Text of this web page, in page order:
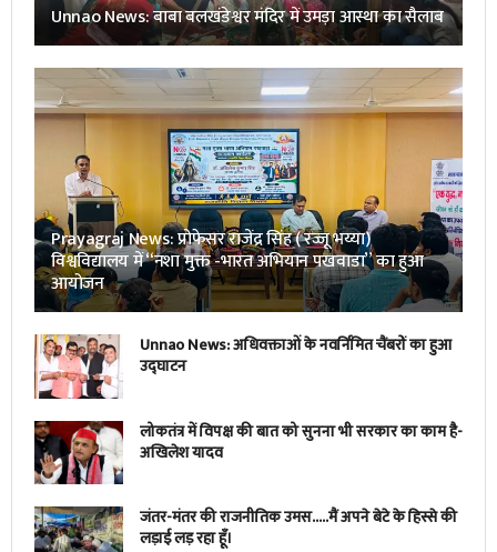
Unnao News: बाबा बलखंडेश्वर मंदिर में उमड़ा आस्था का सैलाब
Prayagraj News: प्रोफेसर राजेंद्र सिंह ( रज्जू भय्या)
विश्वविद्यालय में “नशा मुक्त -भारत अभियान पखवाडा” का हुआ
आयोजन
Unnao News: अधिवक्ताओं के नवर्निमित चैंबरों का हुआ
उद्घाटन
लोकतंत्र में विपक्ष की बात को सुनना भी सरकार का काम है-
अखिलेश यादव
जंतर-मंतर की राजनीतिक उमस…..मैं अपने बेटे के हिस्से की
लड़ाई लड़ रहा हूँ।